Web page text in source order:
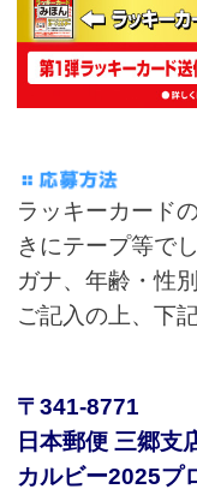
ラッキーカード
きにテープ等で
ガナ、年齢・性
ご記入の上、下
〒341-8771
日本郵便 三郷支
カルビー2025プ